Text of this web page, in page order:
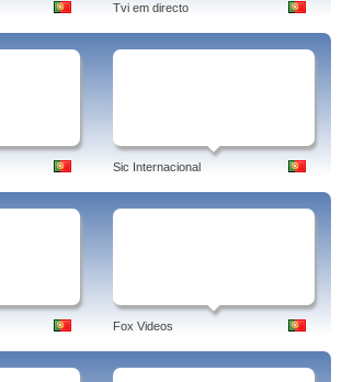
Tvi em directo
Sic Internacional
Fox Videos